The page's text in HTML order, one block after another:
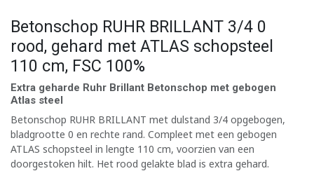
Betonschop RUHR BRILLANT 3/4 0
rood, gehard met ATLAS schopsteel
110 cm, FSC 100%
Extra geharde Ruhr Brillant Betonschop met gebogen
Atlas steel
Betonschop RUHR BRILLANT met dulstand 3/4 opgebogen,
bladgrootte 0 en rechte rand. Compleet met een gebogen
ATLAS schopsteel in lengte 110 cm, voorzien van een
doorgestoken hilt. Het rood gelakte blad is extra gehard.